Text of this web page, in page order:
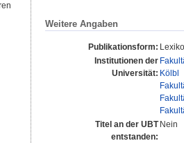
Weitere Angaben
Publikationsform:
Institutionen der
Universität: Kölbl
Titel an der UBT
entstanden:
Nein